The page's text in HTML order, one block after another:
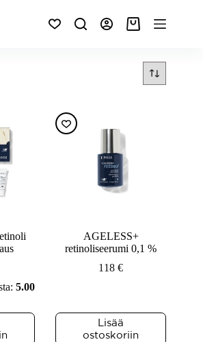
5.00
AGELESS+
retinoliseerumi 0,1 %
118€
Lisää
ostoskoriin